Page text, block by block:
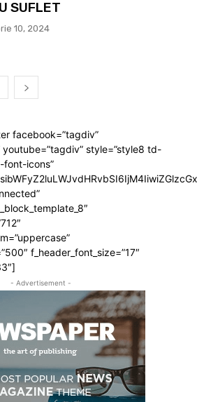
SUFLET
10, 2024
facebook=”tagdiv”
style=”style8 td-
icons”
f_header_font_size=”17″
- Advertisement -